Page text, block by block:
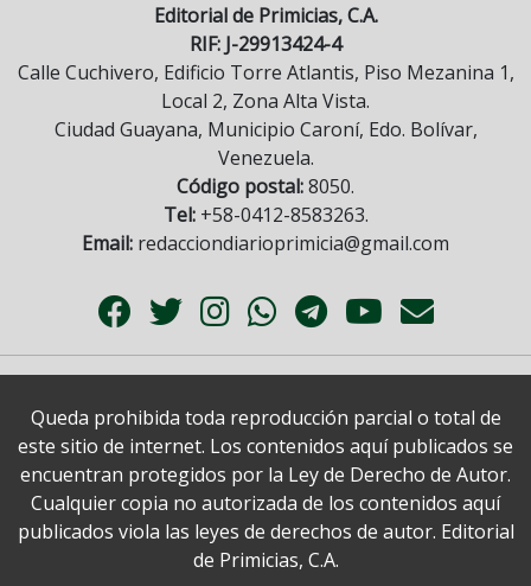
Editorial de Primicias, C.A.
RIF: J-29913424-4
Calle Cuchivero, Edificio Torre Atlantis, Piso Mezanina 1,
Local 2, Zona Alta Vista.
Ciudad Guayana, Municipio Caroní, Edo. Bolívar,
Venezuela.
Código postal:8050.
Tel:+58-0412-8583263.
Email: redacciondiarioprimicia@gmail.com
Queda prohibida toda reproducción parcial o total de
este sitio de internet. Los contenidos aquí publicados se
encuentran protegidos por la Ley de Derecho de Autor.
Cualquier copia no autorizada de los contenidos aquí
publicados viola las leyes de derechos de autor. Editorial
de Primicias, C.A.